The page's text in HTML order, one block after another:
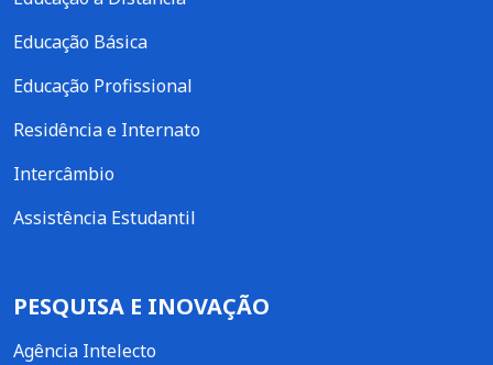
Educação Básica
Educação Profissional
Residência e Internato
Intercâmbio
Assistência Estudantil
PESQUISA E INOVAÇÃO
Agência Intelecto